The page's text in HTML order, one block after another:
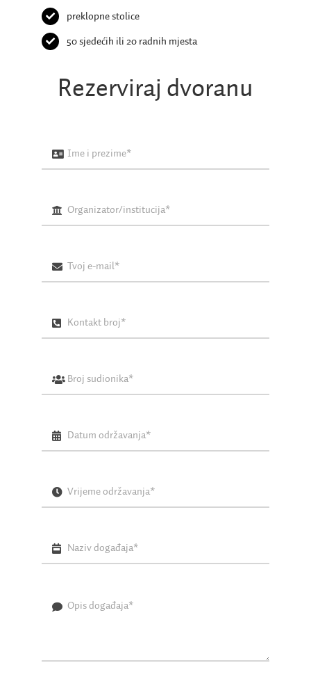
preklopne stolice
50 sjedećih ili 20 radnih mjesta
Rezerviraj dvoranu